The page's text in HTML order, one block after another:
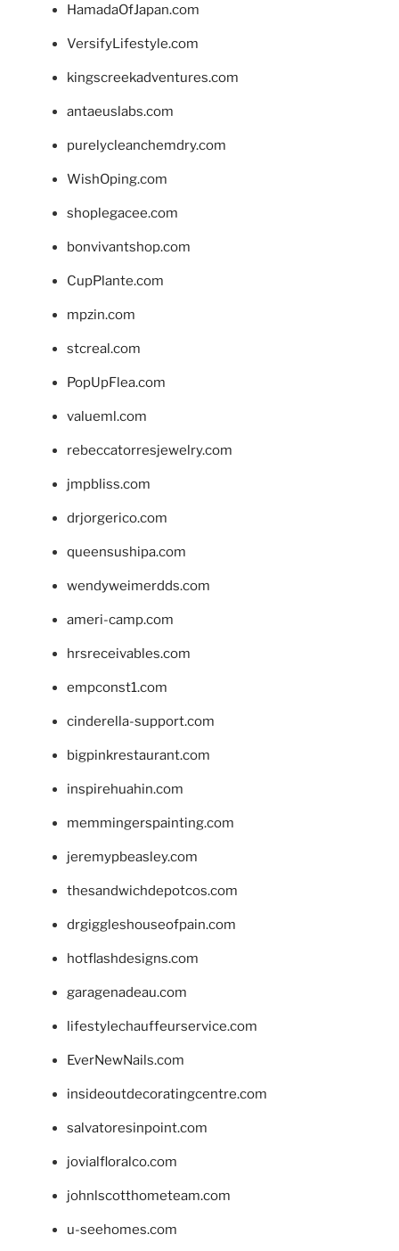
HamadaOfJapan.com
VersifyLifestyle.com
kingscreekadventures.com
antaeuslabs.com
purelycleanchemdry.com
WishOping.com
shoplegacee.com
bonvivantshop.com
CupPlante.com
mpzin.com
stcreal.com
PopUpFlea.com
valueml.com
rebeccatorresjewelry.com
jmpbliss.com
drjorgerico.com
queensushipa.com
wendyweimerdds.com
ameri-camp.com
hrsreceivables.com
empconst1.com
cinderella-support.com
bigpinkrestaurant.com
inspirehuahin.com
memmingerspainting.com
jeremypbeasley.com
thesandwichdepotcos.com
drgiggleshouseofpain.com
hotflashdesigns.com
garagenadeau.com
lifestylechauffeurservice.com
EverNewNails.com
insideoutdecoratingcentre.com
salvatoresinpoint.com
jovialfloralco.com
johnlscotthometeam.com
u-seehomes.com